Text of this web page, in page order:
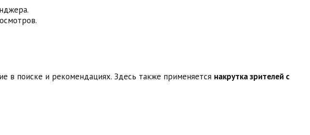
в поиске и рекомендациях. Здесь также применяется накрутка зрителей с